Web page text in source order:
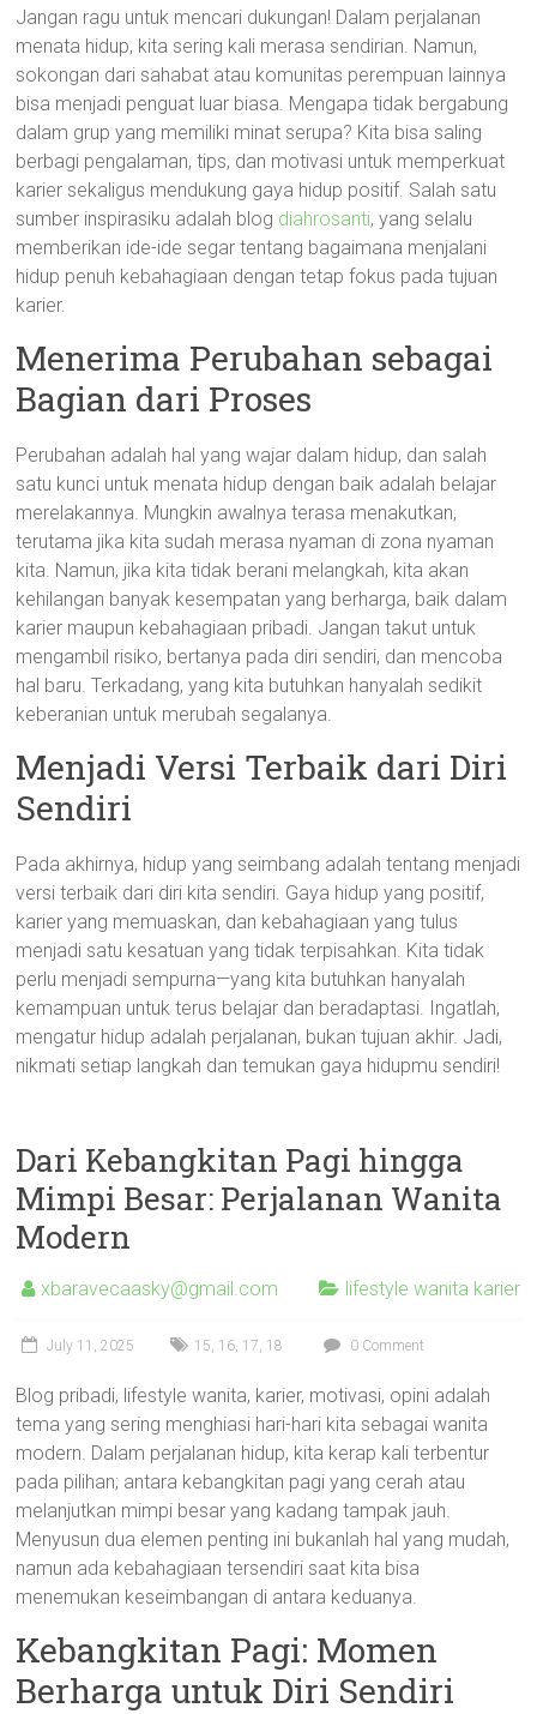
Jangan ragu untuk mencari dukungan! Dalam perjalanan
menata hidup, kita sering kali merasa sendirian. Namun,
sokongan dari sahabat atau komunitas perempuan lainnya
bisa menjadi penguat luar biasa. Mengapa tidak bergabung
dalam grup yang memiliki minat serupa? Kita bisa saling
berbagi pengalaman, tips, dan motivasi untuk memperkuat
karier sekaligus mendukung gaya hidup positif. Salah satu
sumber inspirasiku adalah blog diahrosanti, yang selalu
memberikan ide-ide segar tentang bagaimana menjalani
hidup penuh kebahagiaan dengan tetap fokus pada tujuan
karier.
Menerima Perubahan sebagai
Bagian dari Proses
Perubahan adalah hal yang wajar dalam hidup, dan salah
satu kunci untuk menata hidup dengan baik adalah belajar
merelakannya. Mungkin awalnya terasa menakutkan,
terutama jika kita sudah merasa nyaman di zona nyaman
kita. Namun, jika kita tidak berani melangkah, kita akan
kehilangan banyak kesempatan yang berharga, baik dalam
karier maupun kebahagiaan pribadi. Jangan takut untuk
mengambil risiko, bertanya pada diri sendiri, dan mencoba
hal baru. Terkadang, yang kita butuhkan hanyalah sedikit
keberanian untuk merubah segalanya.
Menjadi Versi Terbaik dari Diri
Sendiri
Pada akhirnya, hidup yang seimbang adalah tentang menjadi
versi terbaik dari diri kita sendiri. Gaya hidup yang positif,
karier yang memuaskan, dan kebahagiaan yang tulus
menjadi satu kesatuan yang tidak terpisahkan. Kita tidak
perlu menjadi sempurna—yang kita butuhkan hanyalah
kemampuan untuk terus belajar dan beradaptasi. Ingatlah,
mengatur hidup adalah perjalanan, bukan tujuan akhir. Jadi,
nikmati setiap langkah dan temukan gaya hidupmu sendiri!
Dari Kebangkitan Pagi hingga
Mimpi Besar: Perjalanan Wanita
Modern
xbaravecaasky@gmail.com lifestyle wanita karier
July 11, 2025 15, 16, 17, 18 0 Comment
Blog pribadi, lifestyle wanita, karier, motivasi, opini adalah
tema yang sering menghiasi hari-hari kita sebagai wanita
modern. Dalam perjalanan hidup, kita kerap kali terbentur
pada pilihan; antara kebangkitan pagi yang cerah atau
melanjutkan mimpi besar yang kadang tampak jauh.
Menyusun dua elemen penting ini bukanlah hal yang mudah,
namun ada kebahagiaan tersendiri saat kita bisa
menemukan keseimbangan di antara keduanya.
Kebangkitan Pagi: Momen
Berharga untuk Diri Sendiri